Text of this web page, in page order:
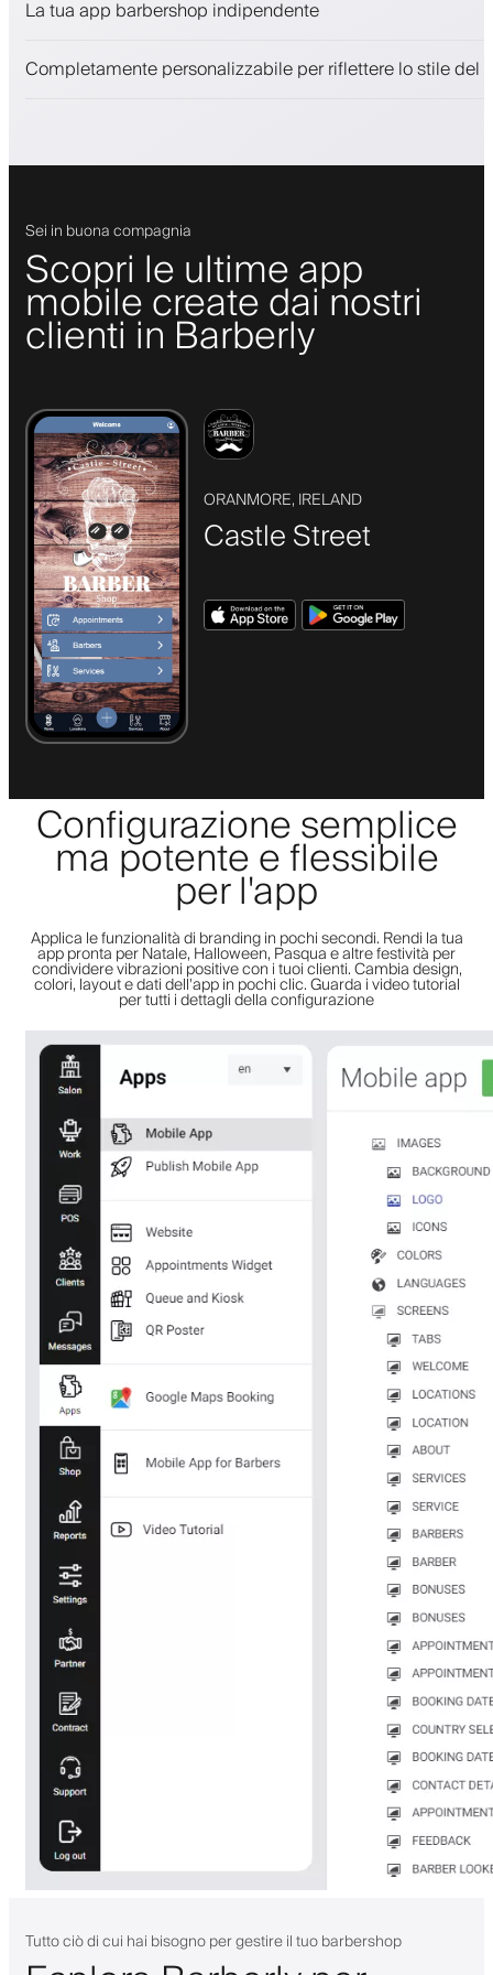
Coinvolgi i clienti con un programma fedeltà
La tua app barbershop indipendente
Completamente personalizzabile per riflettere lo stile del
Sei in buona compagnia
Scopri le ultime app
mobile create dai nostri
clienti in Barberly
ORANMORE, IRELAND
Castle Street
Configurazione semplice
ma potente e flessibile
per l'app
Applica le funzionalità di branding in pochi secondi. Rendi la tua
app pronta per Natale, Halloween, Pasqua e altre festività per
condividere vibrazioni positive con i tuoi clienti. Cambia design,
colori, layout e dati dell'app in pochi clic. Guarda i video tutorial
per tutti i dettagli della configurazione
Tutto ciò di cui hai bisogno per gestire il tuo barbershop